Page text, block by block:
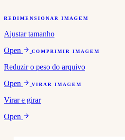
REDIMENSIONAR IMAGEM
Ajustar tamanho
Open
COMPRIMIR IMAGEM
Reduzir o peso do arquivo
Open
VIRAR IMAGEM
Virar e girar
Open